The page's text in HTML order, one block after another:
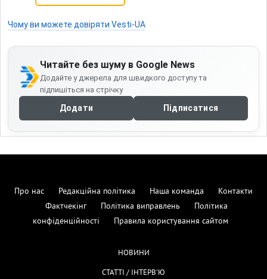
Чому ви можете довіряти Vesti-UA
Читайте без шуму в Google News
Додайте у джерела для швидкого доступу та
підпишіться на стрічку
Додати Підписатися
Про нас Редакційна політика Наша команда
Контакти
Фактчекінг
Політика виправлень
Політика
конфіденційності
Правила користування сайтом
НОВИНИ
СТАТТІ / ІНТЕРВ'Ю